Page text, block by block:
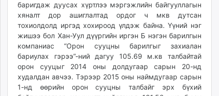
баригдаж дуусах хүртлээ мэргэжлийн байгууллагын
хяналт дор ашиглалтад ордог ч мкв дутсан
тохиолдолд иргэд хохироод үлдэж байна. Үүний нэг
жишээ бол Хан-Уул дүүргийн иргэн Б нэгэн барилгын
компаниас “Орон сууцны барилгыг захиалан
бариулах гэрээ”-ний дагуу 105.69 м.кв талбайтай
орон сууцыг 2014 оны долдугаар сарын 20-нд
худалдан авчээ. Тэрээр 2015 оны наймдугаар сарын
1-нд өөрийн орон сууцны талбайг эрх бүхий